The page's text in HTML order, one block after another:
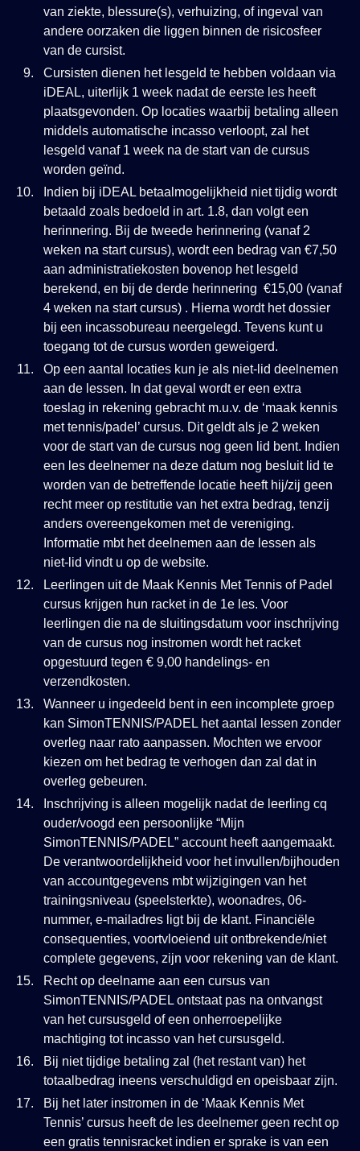
van ziekte, blessure(s), verhuizing, of ingeval van
andere oorzaken die liggen binnen de risicosfeer
van de cursist.
Cursisten dienen het lesgeld te hebben voldaan via
iDEAL, uiterlijk 1 week nadat de eerste les heeft
plaatsgevonden. Op locaties waarbij betaling alleen
middels automatische incasso verloopt, zal het
lesgeld vanaf 1 week na de start van de cursus
worden geïnd.
Indien bij iDEAL betaalmogelijkheid niet tijdig wordt
betaald zoals bedoeld in art. 1.8, dan volgt een
herinnering. Bij de tweede herinnering (vanaf 2
weken na start cursus), wordt een bedrag van €7,50
aan administratiekosten bovenop het lesgeld
berekend, en bij de derde herinnering €15,00 (vanaf
4 weken na start cursus) . Hierna wordt het dossier
bij een incassobureau neergelegd. Tevens kunt u
toegang tot de cursus worden geweigerd.
Op een aantal locaties kun je als niet-lid deelnemen
aan de lessen. In dat geval wordt er een extra
toeslag in rekening gebracht m.u.v. de ‘maak kennis
met tennis/padel’ cursus. Dit geldt als je 2 weken
voor de start van de cursus nog geen lid bent. Indien
een les deelnemer na deze datum nog besluit lid te
worden van de betreffende locatie heeft hij/zij geen
recht meer op restitutie van het extra bedrag, tenzij
anders overeengekomen met de vereniging.
Informatie mbt het deelnemen aan de lessen als
niet-lid vindt u op de website.
Leerlingen uit de Maak Kennis Met Tennis of Padel
cursus krijgen hun racket in de 1e les. Voor
leerlingen die na de sluitingsdatum voor inschrijving
van de cursus nog instromen wordt het racket
opgestuurd tegen € 9,00 handelings- en
verzendkosten.
Wanneer u ingedeeld bent in een incomplete groep
kan SimonTENNIS/PADEL het aantal lessen zonder
overleg naar rato aanpassen. Mochten we ervoor
kiezen om het bedrag te verhogen dan zal dat in
overleg gebeuren.
Inschrijving is alleen mogelijk nadat de leerling cq
ouder/voogd een persoonlijke “Mijn
SimonTENNIS/PADEL” account heeft aangemaakt.
De verantwoordelijkheid voor het invullen/bijhouden
van accountgegevens mbt wijzigingen van het
trainingsniveau (speelsterkte), woonadres, 06-
nummer, e-mailadres ligt bij de klant. Financiële
consequenties, voortvloeiend uit ontbrekende/niet
complete gegevens, zijn voor rekening van de klant.
Recht op deelname aan een cursus van
SimonTENNIS/PADEL ontstaat pas na ontvangst
van het cursusgeld of een onherroepelijke
machtiging tot incasso van het cursusgeld.
Bij niet tijdige betaling zal (het restant van) het
totaalbedrag ineens verschuldigd en opeisbaar zijn.
Bij het later instromen in de ‘Maak Kennis Met
Tennis’ cursus heeft de les deelnemer geen recht op
een gratis tennisracket indien er sprake is van een